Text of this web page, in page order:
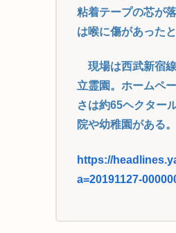
粘着テープの芯が
は喉に傷があったと
現場は西武新宿
立霊園。ホームペ
さは約65ヘクター
院や幼稚園がある。
https://
a=20191127-